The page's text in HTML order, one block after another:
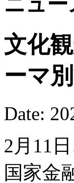
文化
ーマ
Date:
2月11
国家金